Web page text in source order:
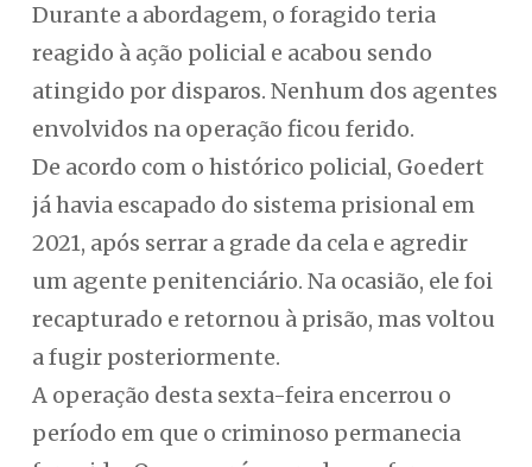
Durante a abordagem, o foragido teria
reagido à ação policial e acabou sendo
atingido por disparos. Nenhum dos agentes
envolvidos na operação ficou ferido.
De acordo com o histórico policial, Goedert
já havia escapado do sistema prisional em
2021, após serrar a grade da cela e agredir
um agente penitenciário. Na ocasião, ele foi
recapturado e retornou à prisão, mas voltou
a fugir posteriormente.
A operação desta sexta-feira encerrou o
período em que o criminoso permanecia